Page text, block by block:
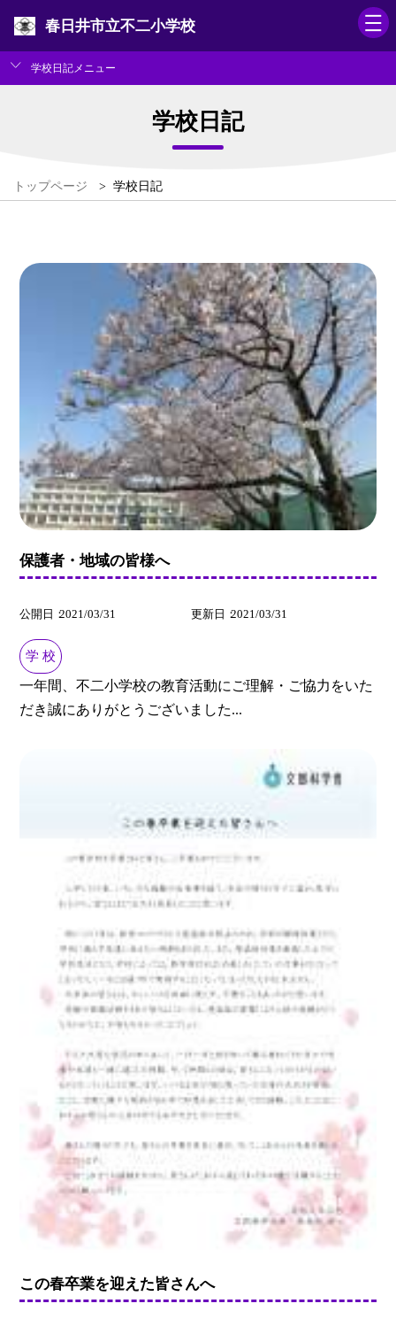
春日井市立不二小学校
学校日記メニュー
学校日記
トップページ > 学校日記
保護者・地域の皆様へ
公開日 2021/03/31 更新日 2021/03/31
学 校
一年間、不二小学校の教育活動にご理解・ご協力をいた
だき誠にありがとうございました...
この春卒業を迎えた皆さんへ